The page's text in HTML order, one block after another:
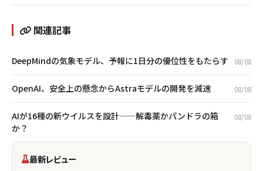
関連記事
DeepMindの気象モデル、予報に1日分の優位性をもたらす 08/08
OpenAI、安全上の懸念からAstraモデルの開発を減速 08/08
AIが16種の新ウイルスを設計——解毒薬かパンドラの箱
か？
08/08
最新レビュー